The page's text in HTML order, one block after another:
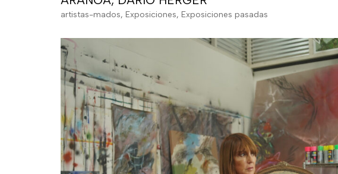
artistas-mados, Exposiciones, Exposiciones pasadas